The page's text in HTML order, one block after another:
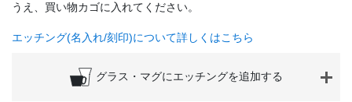
うえ、買い物カゴに入れてください。
エッチング(名入れ/刻印)について詳しくはこちら
グラス・マグにエッチングを追加する